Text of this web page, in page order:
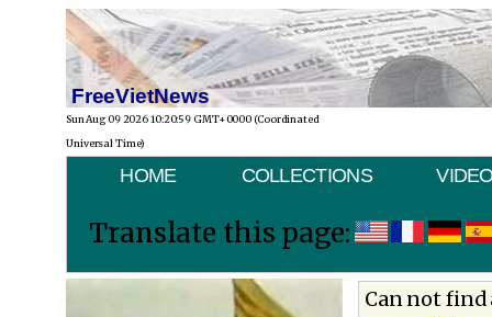
FreeVietNews
Sun Aug 09 2026 10:20:59 GMT+0000 (Coordinated
Universal Time)
HOME COLLECTIONS
Translate this page:
Can not